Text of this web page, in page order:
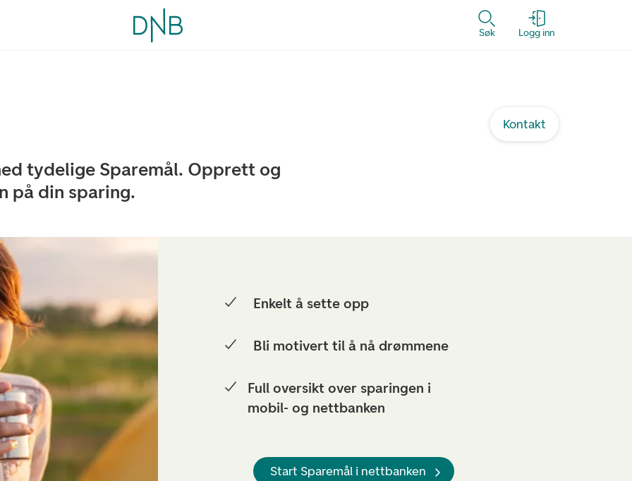
Søk Logg inn
Kontakt
tydelige Sparemål. Opprett og
på din sparing.
Enkelt å sette opp
Bli motivert til å nå drømmene
Full oversikt over sparingen i
mobil- og nettbanken
Start Sparemål i nettbanken